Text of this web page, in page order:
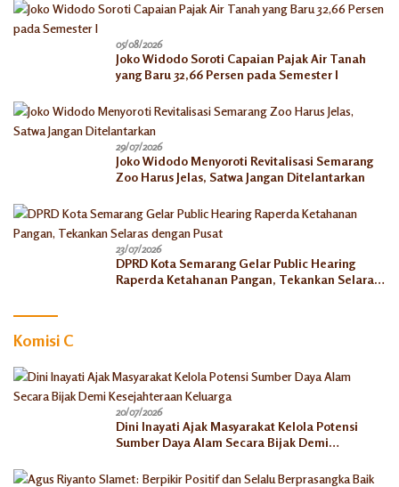
05/08/2026
Joko Widodo Soroti Capaian Pajak Air Tanah
yang Baru 32,66 Persen pada Semester I
29/07/2026
Joko Widodo Menyoroti Revitalisasi Semarang
Zoo Harus Jelas, Satwa Jangan Ditelantarkan
23/07/2026
DPRD Kota Semarang Gelar Public Hearing
Raperda Ketahanan Pangan, Tekankan Selaras
Komisi C
20/07/2026
Dini Inayati Ajak Masyarakat Kelola Potensi
Sumber Daya Alam Secara Bijak Demi